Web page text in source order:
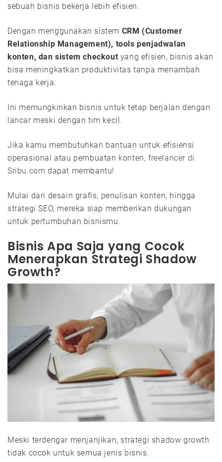
sebuah bisnis bekerja lebih efisien.
Dengan menggunakan sistem CRM (Customer
Relationship Management), tools penjadwalan
konten, dan sistem checkout yang efisien, bisnis akan
bisa meningkatkan produktivitas tanpa menambah
tenaga kerja.
Ini memungkinkan bisnis untuk tetap berjalan dengan
lancar meski dengan tim kecil.
Jika kamu membutuhkan bantuan untuk efisiensi
operasional atau pembuatan konten,freelancer di
Sribu.com dapat membantu!
Mulai dari desain grafis, penulisan konten, hingga
strategi SEO, mereka siap memberikan dukungan
untuk pertumbuhan bisnismu.
Bisnis Apa Saja yang Cocok
Menerapkan Strategi Shadow
Growth?
Meski terdengar menjanjikan, strategi shadow growth
tidak cocok untuk semua jenis bisnis.